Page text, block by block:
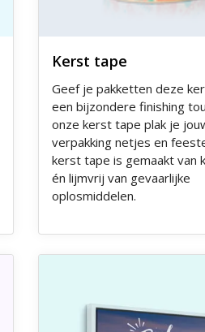
Kerst tape
Geef je pakketten deze
een bijzondere finishing
onze kerst tape plak je
verpakking netjes en
kerst tape is gemaakt van
én lijmvrij van gevaarlijke
oplosmiddelen.